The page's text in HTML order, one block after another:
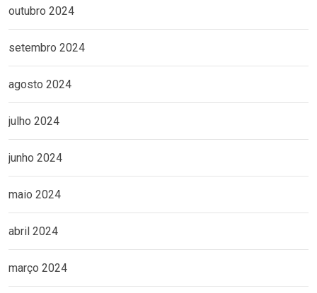
outubro 2024
setembro 2024
agosto 2024
julho 2024
junho 2024
maio 2024
abril 2024
março 2024